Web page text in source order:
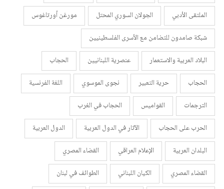
الملتقى الأدبي
الجولان السوري المحتل
مورغن أورتاغوس
شبكة صامدون للتضامن مع الأسرى الفلسطينيين
البلاد العربية والاستعمار
عنصرية اللبنانيين
الحجاب
الحجاب
حرية التعبير نجوى الموسوي
اللغة الفرنسية
الترجمات
القواميس
الحجاب في الغرب
الحرب على الحجاب
الآثار في الدول العربية
الدول العربية
البلدان العربية
الإعلام العراقي
القضاء المصري
القضاء المصري
الكيان اللبناني
الطوائف في لبنان